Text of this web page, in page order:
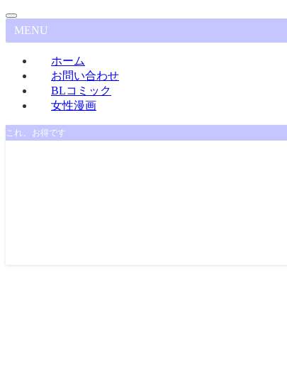
MENU
ホーム
お問い合わせ
BLコミック
女性漫画
これ、お得です